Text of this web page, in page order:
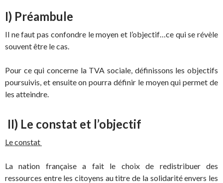
I) Préambule
Il ne faut pas confondre le moyen et l’objectif…ce qui se révèle
souvent être le cas.
Pour ce qui concerne la TVA sociale, définissons les objectifs
poursuivis, et ensuite on pourra définir le moyen qui permet de
les atteindre.
II) Le constat et l’objectif
Le constat
La nation française a fait le choix de redistribuer des
ressources entre les citoyens au titre de la solidarité envers les